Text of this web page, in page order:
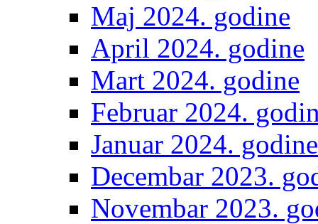
Maj 2024. godine
April 2024. godine
Mart 2024. godine
Februar 2024.
Januar 2024. godine
Decembar 2023.
Novembar 2023.